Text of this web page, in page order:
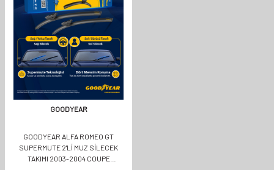
GOODYEAR
GOODYEAR ALFA ROMEO GT
SUPERMUTE 2'LI MUZ SILECEK
TAKIMI 2003-2004 COUPE